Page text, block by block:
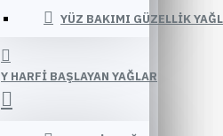
YÜZ BAKIMI GÜZELLIK
Y HARFI BAŞLAYAN YAĞLAR